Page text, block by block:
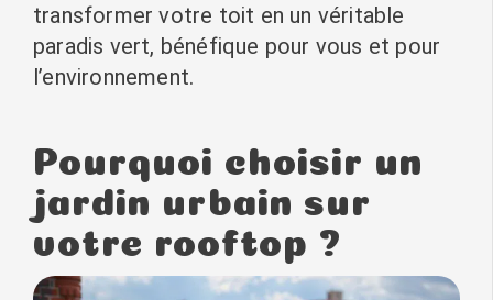
transformer votre toit en un véritable
paradis vert, bénéfique pour vous et pour
l’environnement.
Pourquoi choisir un
jardin urbain sur
votre rooftop ?